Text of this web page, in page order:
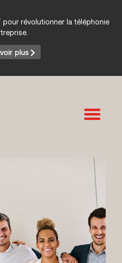
pour révolutionner la téléphonie
plus